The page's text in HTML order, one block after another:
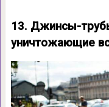
13. Джинсы-
уничтожающие